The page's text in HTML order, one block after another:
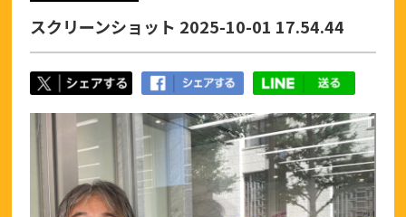
スクリーンショット 2025-10-01 17.54.44